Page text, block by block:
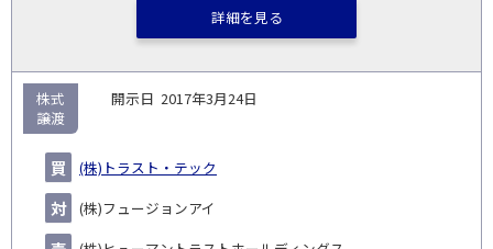
詳細を見る
2017年3月24日
(株)トラスト・テック
(株)フュージョンアイ
株式
譲渡